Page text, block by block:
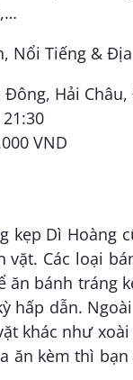
Hải
VND
kẹp Dì Hoàng
Các loại
ăn bánh tráng
hấp dẫn.
khác như
ăn kèm thì